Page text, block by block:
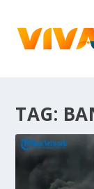
TAG: